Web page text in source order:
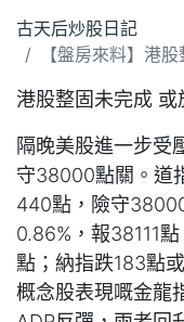
古天后炒股日記
【盤房來料】港
港股整固未完成 或
隔晚美股進一步受
守38000點關。道
440點，險守
0.86%，報38111
點；納指跌183點
概念股表現嘅金龍